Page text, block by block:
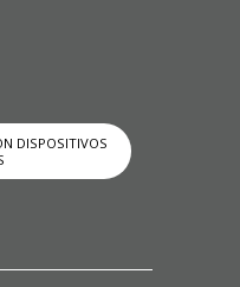
DISPOSITIVOS